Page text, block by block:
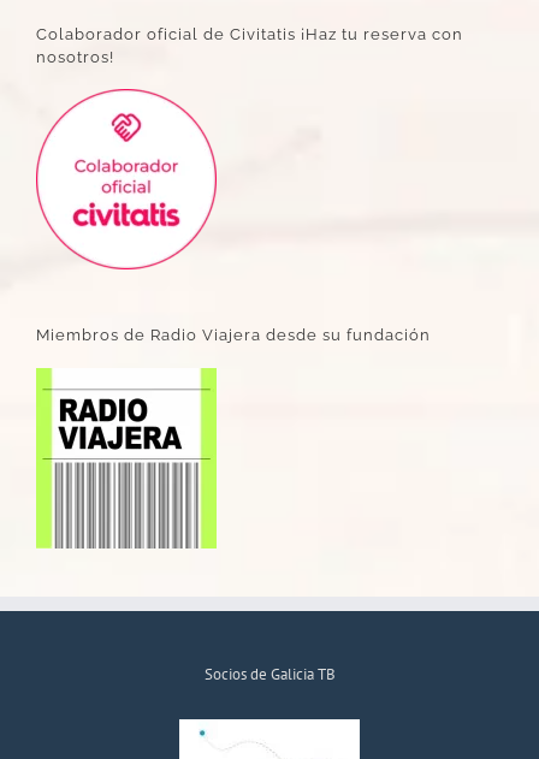
Colaborador oficial de Civitatis ¡Haz tu reserva con
nosotros!
Miembros de Radio Viajera desde su fundación
Socios de Galicia TB